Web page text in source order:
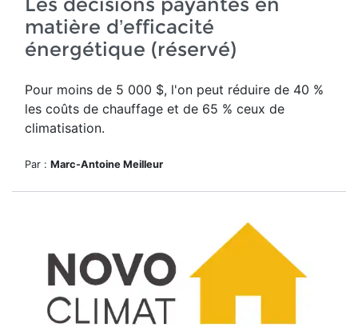
matière d’efficacité
énergétique (réservé)
Pour moins de 5 000 $, l'on peut réduire de 40 %
les coûts de chauffage et de 65 % ceux de
climatisation.
Par : Marc-Antoine Meilleur